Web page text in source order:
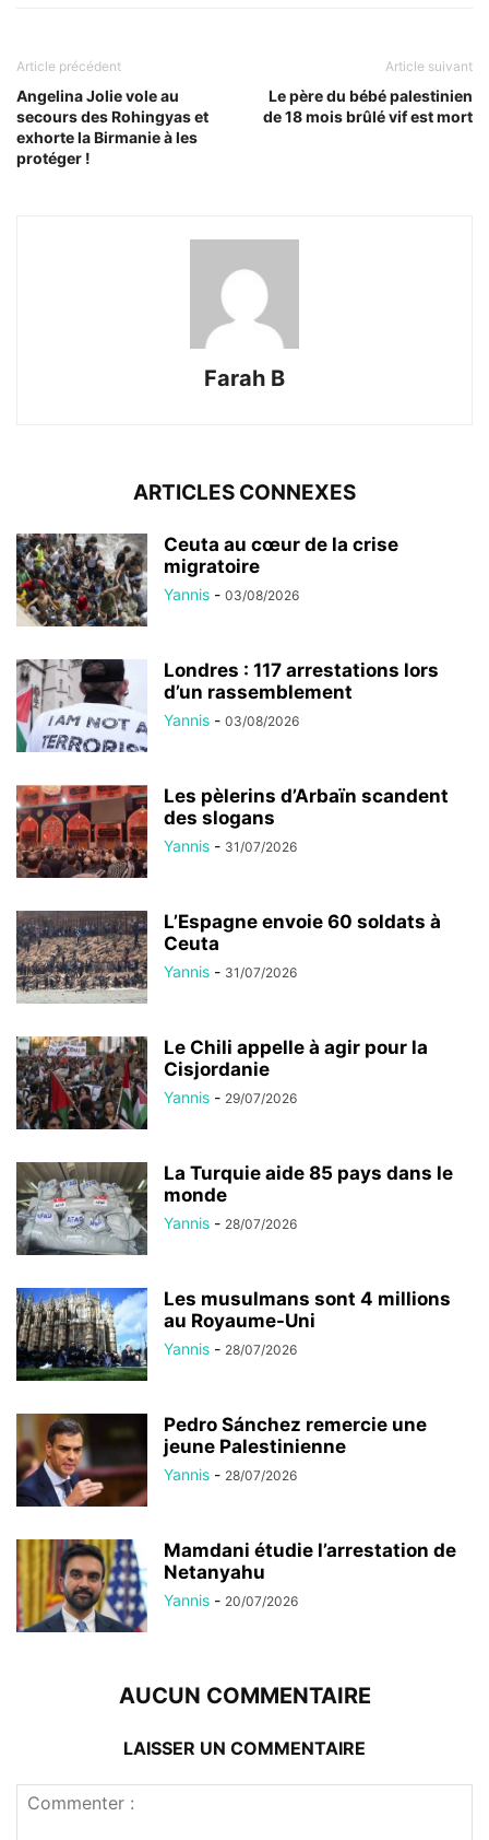
Article précédent
Angelina Jolie vole au
secours des Rohingyas et
exhorte la Birmanie à les
protéger !
Article suivant
Le père du bébé palestinien
de 18 mois brûlé vif est mort
Farah B
ARTICLES CONNEXES
Ceuta au cœur de la crise
migratoire
Yannis - 03/08/2026
Londres : 117 arrestations lors
d’un rassemblement
Yannis - 03/08/2026
Les pèlerins d’Arbaïn scandent
des slogans
Yannis - 31/07/2026
L’Espagne envoie 60 soldats à
Ceuta
Yannis - 31/07/2026
Le Chili appelle à agir pour la
Cisjordanie
Yannis - 29/07/2026
La Turquie aide 85 pays dans le
monde
Yannis - 28/07/2026
Les musulmans sont 4 millions
au Royaume-Uni
Yannis - 28/07/2026
Pedro Sánchez remercie une
jeune Palestinienne
Yannis - 28/07/2026
Mamdani étudie l’arrestation de
Netanyahu
Yannis - 20/07/2026
AUCUN COMMENTAIRE
LAISSER UN COMMENTAIRE